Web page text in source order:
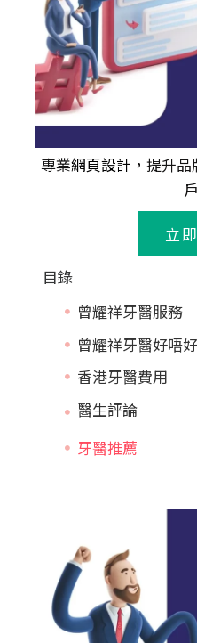
專業網頁設計 ，提升
立
目錄
曾耀祥牙醫服務
曾耀祥牙醫好唔好
香港牙醫費用
牙醫推薦